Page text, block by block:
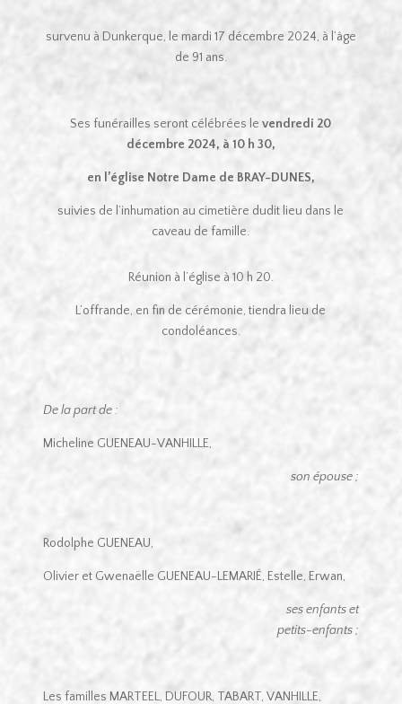
survenu à Dunkerque, le mardi 17 décembre 2024, à l’âge
de 91 ans.
Ses funérailles seront célébrées levendredi 20
décembre 2024, à 10 h 30,
en l’église Notre Dame de BRAY-DUNES,
suivies de l’inhumation au cimetière dudit lieu dans le
caveau de famille.
Réunion à l’église à 10 h 20.
L’offrande, en fin de cérémonie, tiendra lieu de
condoléances.
De la part de :
Micheline GUENEAU-VANHILLE,
son épouse ;
Rodolphe GUENEAU,
Olivier et Gwenaëlle GUENEAU-LEMARIÉ, Estelle, Erwan,
ses enfants et
petits-enfants ;
Les familles MARTEEL, DUFOUR, TABART, VANHILLE,